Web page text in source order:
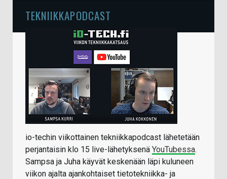
TEKNIIKKAPODCAST
io-techin viikottainen tekniikkapodcast lähetetään
perjantaisin klo 15 live-lähetyksenä YouTubessa.
Sampsa ja Juha käyvät keskenään läpi kuluneen
viikon ajalta ajankohtaiset tietotekniikka- ja